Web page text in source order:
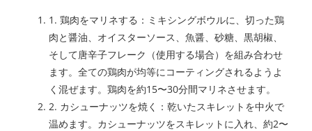
1. 鶏肉をマリネする：ミキシングボウルに、切った鶏
肉と醤油、オイスターソース、魚醤、砂糖、黒胡椒、
そして唐辛子フレーク（使用する場合）を組み合わせ
ます。全ての鶏肉が均等にコーティングされるようよ
く混ぜます。鶏肉を約15〜30分間マリネさせます。
2. カシューナッツを焼く：乾いたスキレットを中火で
温めます。カシューナッツをスキレットに入れ、約2〜